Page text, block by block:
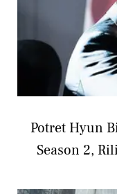
Potret Hyun
Season 2,